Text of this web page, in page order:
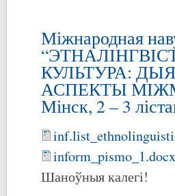
Міжнародная
КУЛЬТУРА:
АСПЕКТЫ
Мінск, 2 – 3
inform_pismo_1.docx
Шаноўныя калегі!